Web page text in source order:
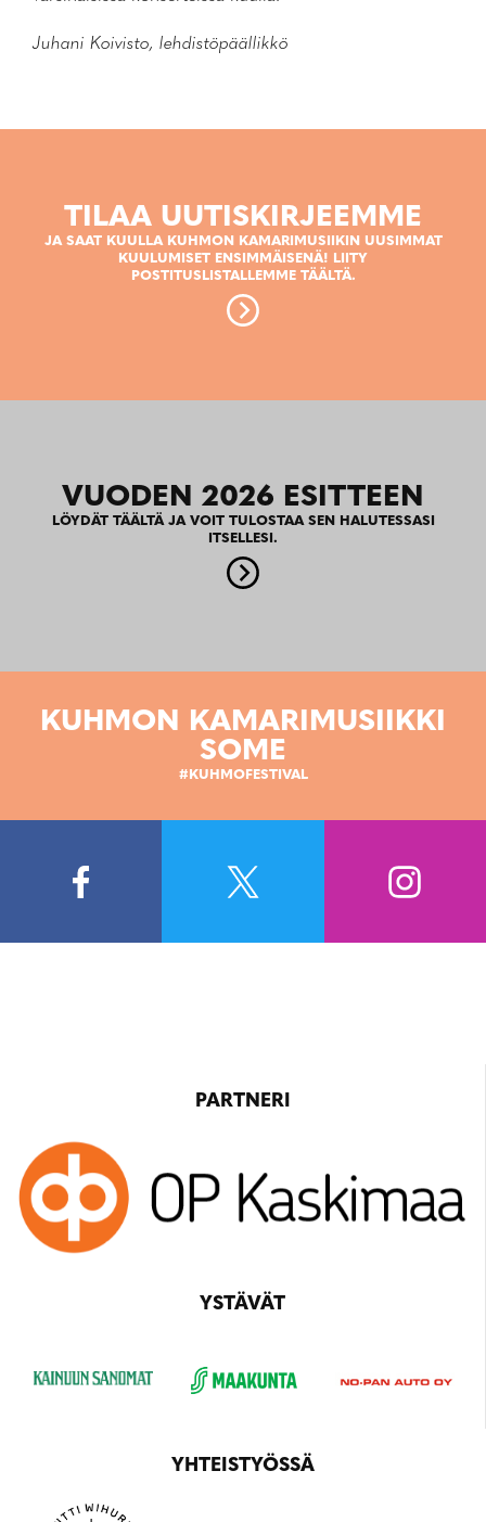
Juhani Koivisto, lehdistöpäällikkö
TILAA UUTISKIRJEEMME
JA SAAT KUULLA KUHMON KAMARIMUSIIKIN UUSIMMAT
KUULUMISET ENSIMMÄISENÄ! LIITY
POSTITUSLISTALLEMME TÄÄLTÄ.
VUODEN 2026 ESITTEEN
LÖYDÄT TÄÄLTÄ JA VOIT TULOSTAA SEN HALUTESSASI
ITSELLESI.
KUHMON KAMARIMUSIIKKI
SOME
#KUHMOFESTIVAL
PARTNERI
YSTÄVÄT
YHTEISTYÖSSÄ